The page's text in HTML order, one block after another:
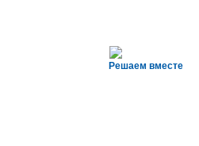
Решаем вместе